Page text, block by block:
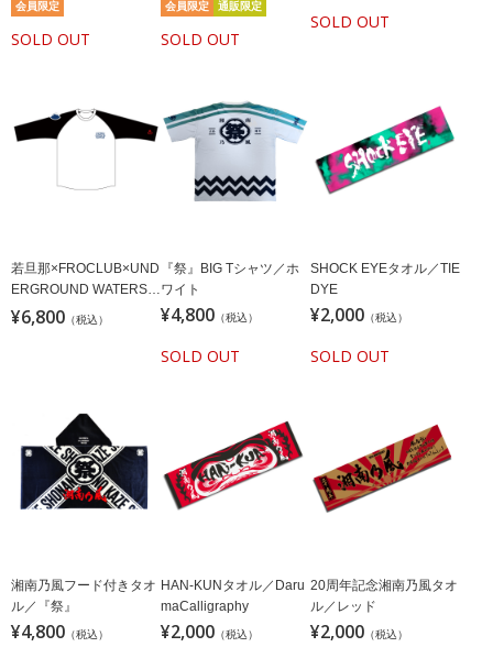
会員限定
SOLD OUT
ツ／オックスフォードグ
リーン
会員限定 通販限定
SOLD OUT
SOLD OUT
若旦那×FROCLUB×UND
ERGROUND WATERS
地下水RAGLAN
¥6,800 （税込）
『祭』BIG Tシャツ／ホ
ワイト
¥4,800 （税込）
SOLD OUT
SHOCK EYEタオル／TIE
DYE
¥2,000 （税込）
SOLD OUT
湘南乃風フード付きタオ
ル／『祭』
¥4,800 （税込）
HAN-KUNタオル／Daru
maCalligraphy
¥2,000 （税込）
20周年記念湘南乃風タオ
ル／レッド
¥2,000 （税込）